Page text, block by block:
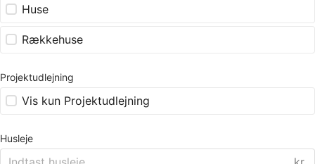
Huse
Rækkehuse
Projektudlejning
Vis kun Projektudlejning
Husleje